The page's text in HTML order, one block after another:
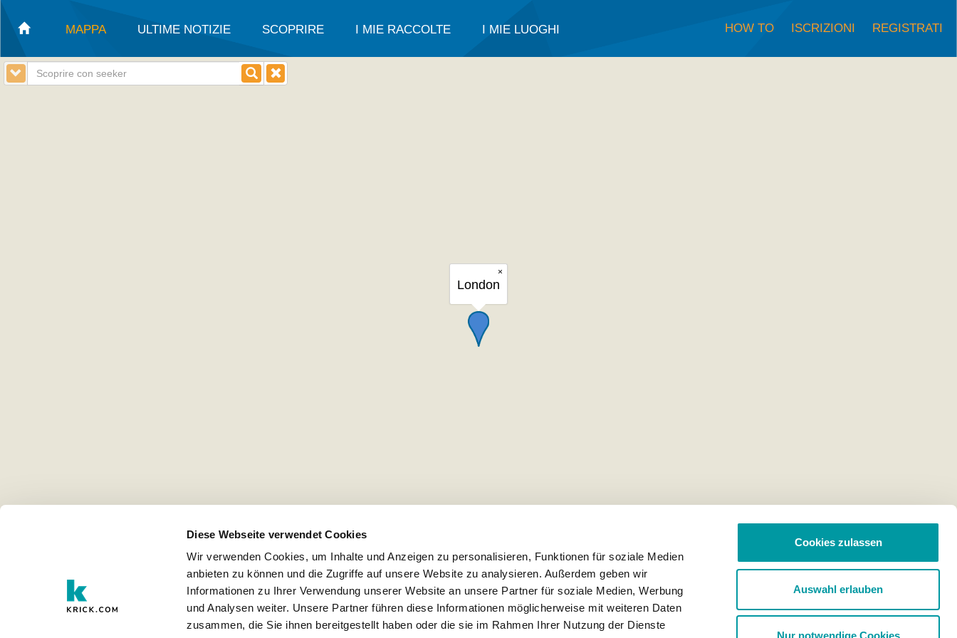
Diese Webseite verwendet Cookies
Wir verwenden Cookies, um Inhalte und Anzeigen zu personalisieren, Funktionen für soziale Medien
anbieten zu können und die Zugriffe auf unsere Website zu analysieren. Außerdem geben wir
Informationen zu Ihrer Verwendung unserer Website an unsere Partner für soziale Medien, Werbung
und Analysen weiter. Unsere Partner führen diese Informationen möglicherweise mit weiteren Daten
zusammen, die Sie ihnen bereitgestellt haben oder die sie im Rahmen Ihrer Nutzung der Dienste
Cookies zulassen
Auswahl erlauben
Nur notwendige Cookies
MAPPA ULTIME NOTIZIE SCOPRIRE I MIE RACCOLTE I MIE LUOGHI HOW TO ISCRIZIONI REGISTRATI
×
London